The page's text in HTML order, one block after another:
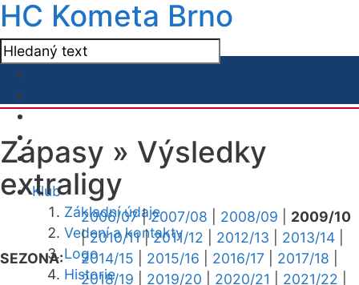
HC Kometa Brno
Klub
Základní údaje
Vedení a kontakty
Logo
Historie
Zápasy » Výsledky
extraligy
SEZONA:
2006/07|2007/08 2008/09
2009/10
|2010/11|2011/12 2012/13 2013/14
2014/15
2015/16 2016/17 2017/18
2018/19
2019/20 2020/21 2021/22